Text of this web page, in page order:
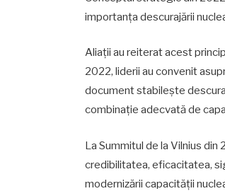
importanța descurajării
Aliații au reiterat acest
2022, liderii au convenit
document stabilește
combinație adecvată de
La Summitul de la Vilnius
credibilitatea, eficacitatea,
modernizării capacității